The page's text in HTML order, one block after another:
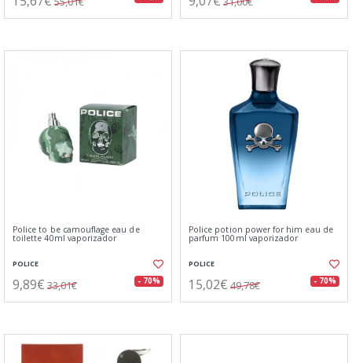
Police to be camouflage eau de
toilette 40ml vaporizador
POLICE
9,89€ 33,01€ - 70%
Police potion power for him eau de
parfum 100ml vaporizador
POLICE
15,02€ 49,78€ - 70%